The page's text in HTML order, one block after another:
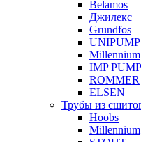
Belamos
Джилекс
Grundfos
UNIPUMP
Millennium
IMP
ROMMER
ELSEN
Трубы из
Hoobs
Millennium